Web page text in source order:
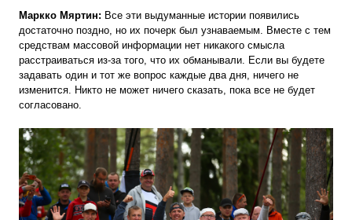
Маркко Мяртин: Все эти выдуманные истории появились
достаточно поздно, но их почерк был узнаваемым. Вместе с тем
средствам массовой информации нет никакого смысла
расстраиваться из-за того, что их обманывали. Если вы будете
задавать один и тот же вопрос каждые два дня, ничего не
изменится. Никто не может ничего сказать, пока все не будет
согласовано.